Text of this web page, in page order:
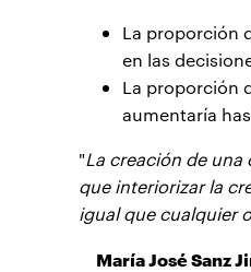
La proporción
en las
La proporción
aumentaría
"La creación de
que interiorizar la
igual que cualquier
María José Sanz